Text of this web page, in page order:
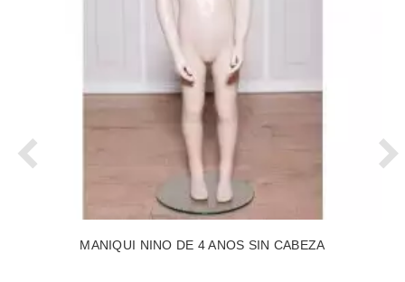
MANIQUI NINO DE 4 ANOS SIN CABEZA